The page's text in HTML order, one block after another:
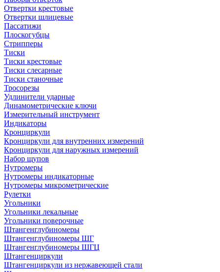
Отвертки крестовые
Отвертки шлицевые
Пассатижи
Плоскогубцы
Стрипперы
Тиски
Тиски крестовые
Тиски слесарные
Тиски станочные
Тросорезы
Удлинители ударные
Динамометрические ключи
Измерительный инструмент
Индикаторы
Кронциркули
Кронциркули для внутренних измерений
Кронциркули для наружных измерений
Набор щупов
Нутромеры
Нутромеры индикаторные
Нутромеры микрометрические
Рулетки
Угольники
Угольники лекальные
Угольники поверочные
Штангенглубиномеры
Штангенглубиномеры ШГ
Штангенглубиномеры ШГЦ
Штангенциркули
Штангенциркули из нержавеющей стали